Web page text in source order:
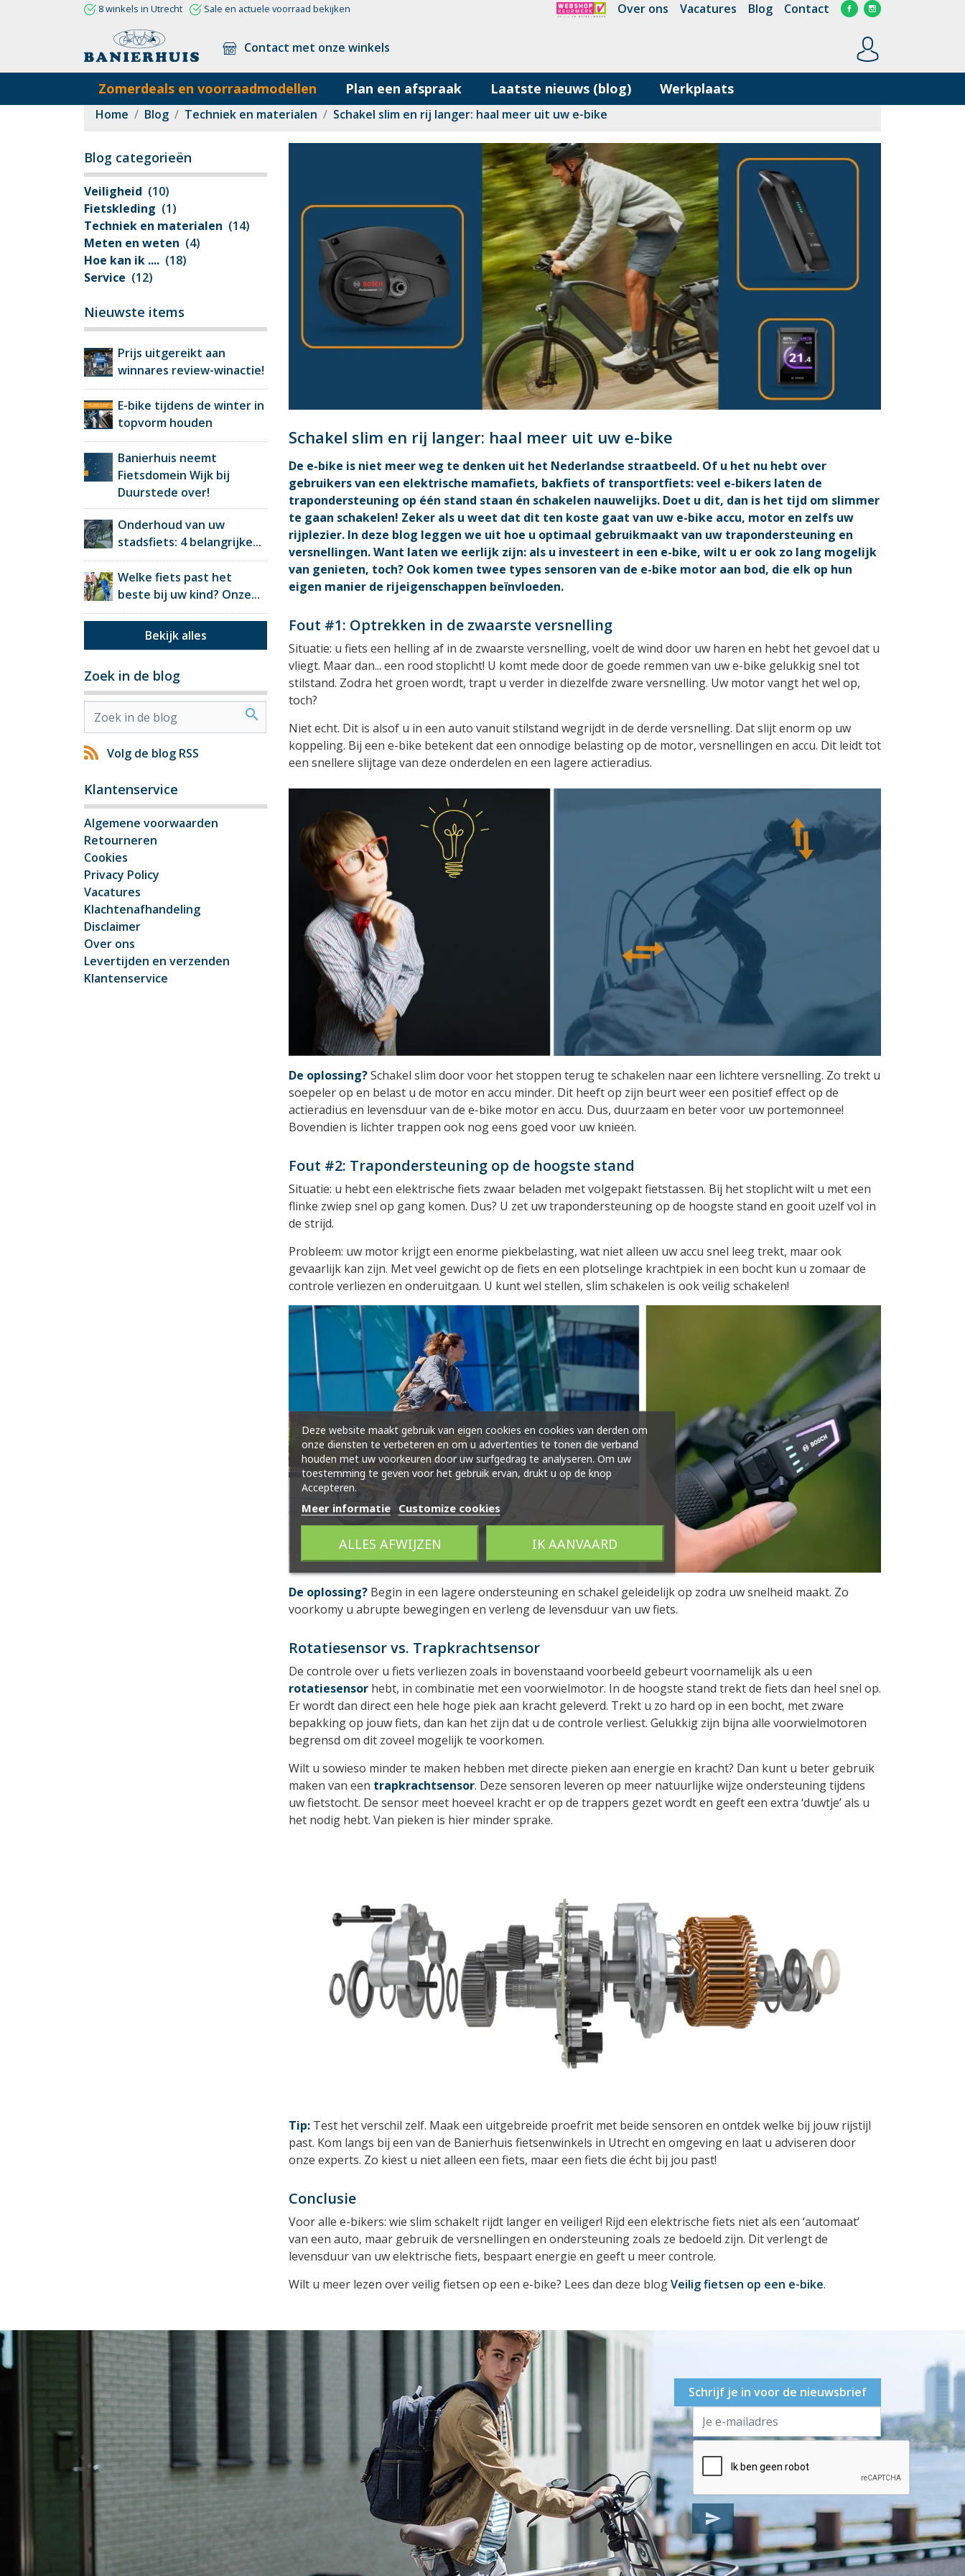
8 winkels in Utrecht Sale en actuele voorraad bekijken Over ons Vacatures Blog Contact
Contact met onze winkels
Zomerdeals en voorraadmodellen Plan een afspraak Laatste nieuws (blog) Werkplaats
Home Blog Techniek en materialen Schakel slim en rij langer: haal meer uit uw e-bike
Blog categorieën
Veiligheid (10)
Fietskleding (1)
Techniek en materialen (14)
Meten en weten (4)
Hoe kan ik .... (18)
Service (12)
Nieuwste items
Prijs uitgereikt aan
winnares review-winactie!
E-bike tijdens de winter in
topvorm houden
Banierhuis neemt
Fietsdomein Wijk bij
Duurstede over!
Onderhoud van uw
stadsfiets: 4 belangrijke...
Welke fiets past het
beste bij uw kind? Onze...
Bekijk alles
Zoek in de blog
search
Volg de blog RSS
Klantenservice
Algemene voorwaarden
Retourneren
Cookies
Privacy Policy
Vacatures
Klachtenafhandeling
Disclaimer
Over ons
Levertijden en verzenden
Klantenservice
Schakel slim en rij langer: haal meer uit uw e-bike
De e-bike is niet meer weg te denken uit het Nederlandse straatbeeld. Of u het nu hebt over
gebruikers van een elektrische mamafiets, bakfiets of transportfiets: veel e-bikers laten de
trapondersteuning op één stand staan én schakelen nauwelijks. Doet u dit, dan is het tijd om slimmer
te gaan schakelen! Zeker als u weet dat dit ten koste gaat van uw e-bike accu, motor en zelfs uw
rijplezier. In deze blog leggen we uit hoe u optimaal gebruikmaakt van uw trapondersteuning en
versnellingen. Want laten we eerlijk zijn: als u investeert in een e-bike, wilt u er ook zo lang mogelijk
van genieten, toch? Ook komen twee types sensoren van de e-bike motor aan bod, die elk op hun
eigen manier de rijeigenschappen beïnvloeden.
Fout #1: Optrekken in de zwaarste versnelling
Situatie: u fiets een helling af in de zwaarste versnelling, voelt de wind door uw haren en hebt het gevoel dat u
vliegt. Maar dan... een rood stoplicht! U komt mede door de goede remmen van uw e-bike gelukkig snel tot
stilstand. Zodra het groen wordt, trapt u verder in diezelfde zware versnelling. Uw motor vangt het wel op,
toch?
Niet echt. Dit is alsof u in een auto vanuit stilstand wegrijdt in de derde versnelling. Dat slijt enorm op uw
koppeling. Bij een e-bike betekent dat een onnodige belasting op de motor, versnellingen en accu. Dit leidt tot
een snellere slijtage van deze onderdelen en een lagere actieradius.
De oplossing?Schakel slim door voor het stoppen terug te schakelen naar een lichtere versnelling. Zo trekt u
soepeler op en belast u de motor en accu minder. Dit heeft op zijn beurt weer een positief effect op de
actieradius en levensduur van de e-bike motor en accu. Dus, duurzaam en beter voor uw portemonnee!
Bovendien is lichter trappen ook nog eens goed voor uw knieën.
Fout #2: Trapondersteuning op de hoogste stand
Situatie: u hebt een elektrische fiets zwaar beladen met volgepakt fietstassen. Bij het stoplicht wilt u met een
flinke zwiep snel op gang komen. Dus? U zet uw trapondersteuning op de hoogste stand en gooit uzelf vol in
de strijd.
Probleem: uw motor krijgt een enorme piekbelasting, wat niet alleen uw accu snel leeg trekt, maar ook
gevaarlijk kan zijn. Met veel gewicht op de fiets en een plotselinge krachtpiek in een bocht kun u zomaar de
controle verliezen en onderuitgaan. U kunt wel stellen, slim schakelen is ook veilig schakelen!
De oplossing? Begin in een lagere ondersteuning en schakel geleidelijk op zodra uw snelheid maakt. Zo
voorkomy u abrupte bewegingen en verleng de levensduur van uw fiets.
Rotatiesensor vs. Trapkrachtsensor
De controle over u fiets verliezen zoals in bovenstaand voorbeeld gebeurt voornamelijk als u een
rotatiesensor hebt, in combinatie met een voorwielmotor. In de hoogste stand trekt de fiets dan heel snel op.
Er wordt dan direct een hele hoge piek aan kracht geleverd. Trekt u zo hard op in een bocht, met zware
bepakking op jouw fiets, dan kan het zijn dat u de controle verliest. Gelukkig zijn bijna alle voorwielmotoren
begrensd om dit zoveel mogelijk te voorkomen.
Wilt u sowieso minder te maken hebben met directe pieken aan energie en kracht? Dan kunt u beter gebruik
maken van een trapkrachtsensor. Deze sensoren leveren op meer natuurlijke wijze ondersteuning tijdens
uw fietstocht. De sensor meet hoeveel kracht er op de trappers gezet wordt en geeft een extra ‘duwtje’ als u
het nodig hebt. Van pieken is hier minder sprake.
Tip: Test het verschil zelf. Maak een uitgebreide proefrit met beide sensoren en ontdek welke bij jouw rijstijl
past. Kom langs bij een van de Banierhuis fietsenwinkels in Utrecht en omgeving en laat u adviseren door
onze experts. Zo kiest u niet alleen een fiets, maar een fiets die écht bij jou past!
Conclusie
Voor alle e-bikers: wie slim schakelt rijdt langer en veiliger! Rijd een elektrische fiets niet als een ‘automaat’
van een auto, maar gebruik de versnellingen en ondersteuning zoals ze bedoeld zijn. Dit verlengt de
levensduur van uw elektrische fiets, bespaart energie en geeft u meer controle.
Wilt u meer lezen over veilig fietsen op een e-bike? Lees dan deze blogVeilig fietsen op een e-bike.
Schrijf je in voor de nieuwsbrief
send
Deze website maakt gebruik van eigen cookies en cookies van derden om
onze diensten te verbeteren en om u advertenties te tonen die verband
houden met uw voorkeuren door uw surfgedrag te analyseren. Om uw
toestemming te geven voor het gebruik ervan, drukt u op de knop
Accepteren.
Meer informatie Customize cookies
ALLES AFWIJZEN IK AANVAARD